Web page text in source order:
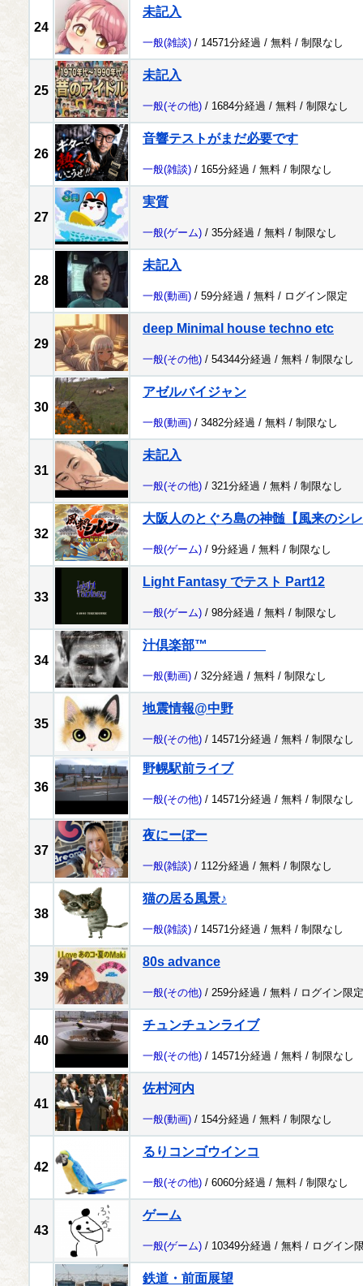
24
未記入
一般(雑談) / 14571分経過 / 無料 / 制限なし
25
未記入
一般(その他) / 1684分経過 / 無料 / 制限なし
26
音響テストがまだ必要です
一般(雑談) / 165分経過 / 無料 / 制限なし
27
実質
一般(ゲーム) / 35分経過 / 無料 / 制限なし
28
未記入
一般(動画) / 59分経過 / 無料 / ログイン限定
29
deep Minimal house techno etc
一般(その他) / 54344分経過 / 無料 / 制限なし
30
アゼルバイジャン
一般(動画) / 3482分経過 / 無料 / 制限なし
31
未記入
一般(その他) / 321分経過 / 無料 / 制限なし
32
大阪人のとぐろ島の神髄【風来のシ
一般(ゲーム) / 9分経過 / 無料 / 制限なし
33
Light Fantasy でテスト Part12
一般(ゲーム) / 98分経過 / 無料 / 制限なし
34
汁倶楽部™
一般(動画) / 32分経過 / 無料 / 制限なし
35
地震情報@中野
一般(その他) / 14571分経過 / 無料 / 制限なし
36
野幌駅前ライブ
一般(その他) / 14571分経過 / 無料 / 制限なし
37
夜にーぼー
一般(雑談) / 112分経過 / 無料 / 制限なし
38
猫の居る風景♪
一般(雑談) / 14571分経過 / 無料 / 制限なし
39
80s advance
一般(その他) / 259分経過 / 無料 / ログイン限定
40
チュンチュンライブ
一般(その他) / 14571分経過 / 無料 / 制限なし
41
佐村河内
一般(動画) / 154分経過 / 無料 / 制限なし
42
るりコンゴウインコ
一般(その他) / 6060分経過 / 無料 / 制限なし
43
ゲーム
一般(ゲーム) / 10349分経過 / 無料 / ログイン
鉄道・前面展望